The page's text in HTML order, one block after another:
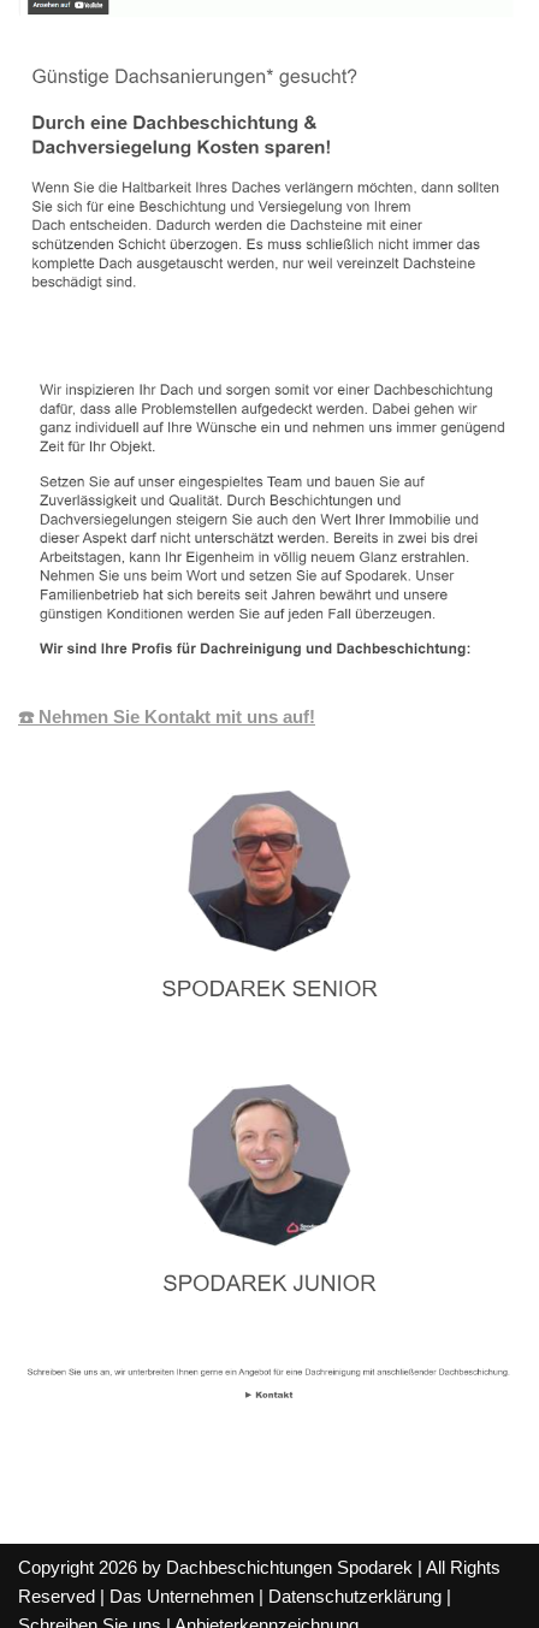
☎️ Nehmen Sie Kontakt mit uns auf!
Copyright 2026 by Dachbeschichtungen Spodarek | All Rights
Reserved |
Das Unternehmen Datenschutzerklärung